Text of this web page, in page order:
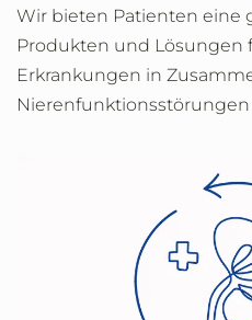
Wir bieten Patienten eine
Produkten und Lösungen
Erkrankungen in